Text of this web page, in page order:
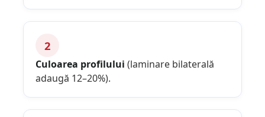
2
Culoarea profilului (laminare bilaterală
adaugă 12–20%).